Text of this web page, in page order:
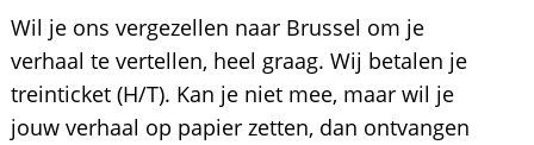
Wil je ons vergezellen naar Brussel om je
verhaal te vertellen, heel graag. Wij betalen je
treinticket (H/T). Kan je niet mee, maar wil je
jouw verhaal op papier zetten, dan ontvangen